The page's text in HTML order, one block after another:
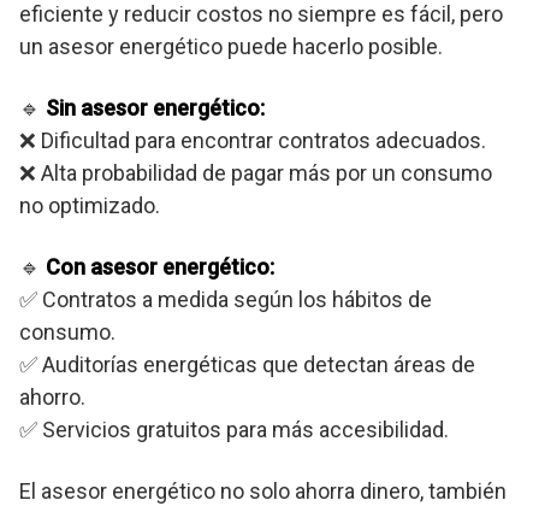
eficiente y reducir costos no siempre es fácil, pero
un asesor energético puede hacerlo posible.
🔹 Sin asesor energético:
❌ Dificultad para encontrar contratos adecuados.
❌ Alta probabilidad de pagar más por un consumo
no optimizado.
🔹 Con asesor energético:
✅ Contratos a medida según los hábitos de
consumo.
✅ Auditorías energéticas que detectan áreas de
ahorro.
✅ Servicios gratuitos para más accesibilidad.
El asesor energético no solo ahorra dinero, también